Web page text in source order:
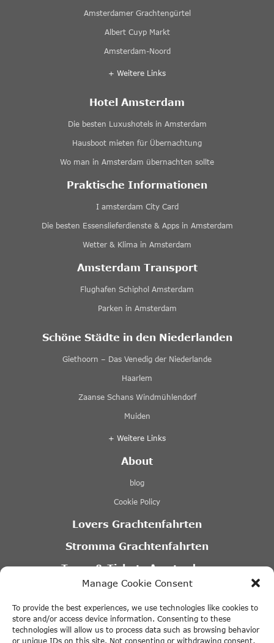
Manage Cookie Consent
To provide the best experiences, we use technologies like cookies to
store and/or access device information. Consenting to these
technologies will allow us to process data such as browsing behavior
or unique IDs on this site. Not consenting or withdrawing consent,
Amsterdamer Grachtengürtel
Albert Cuyp Markt
Amsterdam-Noord
+ Weitere Links
Hotel Amsterdam
Die besten Luxushotels in Amsterdam
Hausboot mieten für Übernachtung
Wo man in Amsterdam übernachten sollte
Praktische Informationen
I amsterdam City Card
Die besten Essenslieferdienste & Apps in Amsterdam
Wetter & Klima in Amsterdam
Amsterdam Transport
Flughafen Schiphol Amsterdam
Parken in Amsterdam
Schöne Städte in den Niederlanden
Giethoorn – Das Venedig der Niederlande
Haarlem
Zaanse Schans Windmühlendorf
Muiden
+ Weitere Links
About
blog
Cookie Policy
Lovers Grachtenfahrten
Stromma Grachtenfahrten
Tours & Tickets Amsterdam
Canal Motorboats
Eco Boats Amsterdam
A’DAM VR Game Park